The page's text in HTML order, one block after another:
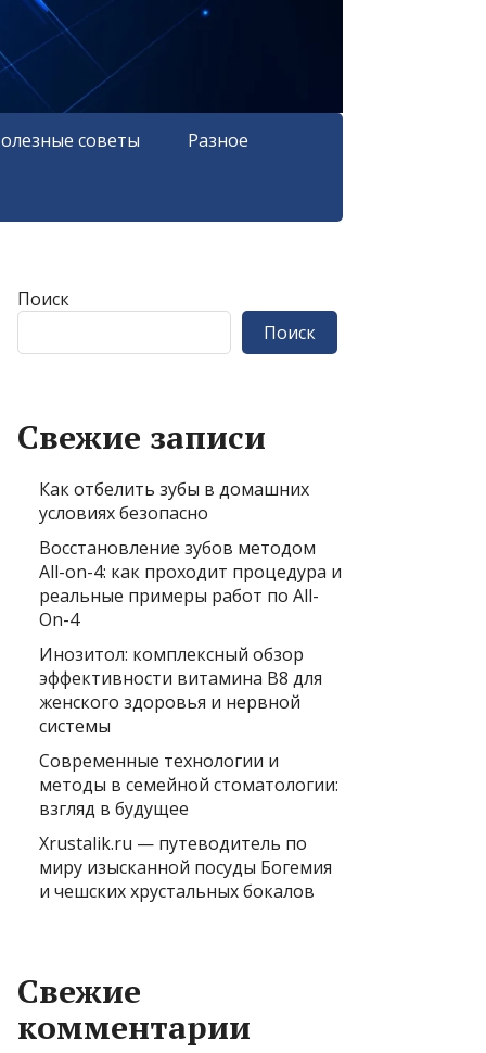
советы Разное
Поиск
Поиск
Свежие записи
Как отбелить зубы в домашних
условиях безопасно
Восстановление зубов методом
All-on-4: как проходит процедура и
реальные примеры работ по All-
On-4
Инозитол: комплексный обзор
эффективности витамина B8 для
женского здоровья и нервной
системы
Современные технологии и
методы в семейной стоматологии:
взгляд в будущее
Xrustalik.ru — путеводитель по
миру изысканной посуды Богемия
и чешских хрустальных бокалов
Свежие
комментарии